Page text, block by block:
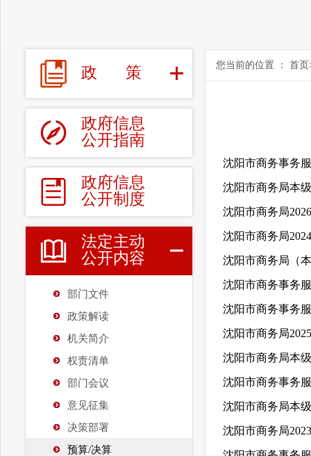
政 策
政府信息
公开指南
政府信息
公开制度
法定主动
公开内容
部门文件
政策解读
机关简介
权责清单
部门会议
意见征集
决策部署
预算/决算
您当前的位置 ： 首页
沈阳市商务事务
沈阳市商务局本
沈阳市商务局
沈阳市商务局
沈阳市商务局（
沈阳市商务事务
沈阳市商务事务
沈阳市商务局
沈阳市商务局本
沈阳市商务事务
沈阳市商务局本
沈阳市商务局